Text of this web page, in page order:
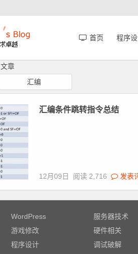
首页 程序
文章
汇编
汇编条件跳转指令总结
12月09日 阅读 2,716 发表
WordPress
服务器技术
游戏修改
硬件相关
程序设计
调试破解